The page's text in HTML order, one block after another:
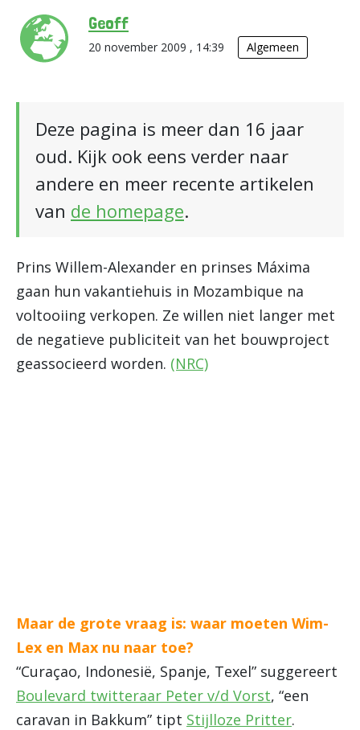
Geoff
20 november 2009 , 14:39 Algemeen
Deze pagina is meer dan 16 jaar
oud. Kijk ook eens verder naar
andere en meer recente artikelen
van de homepage.
Prins Willem-Alexander en prinses Máxima
gaan hun vakantiehuis in Mozambique na
voltooiing verkopen. Ze willen niet langer met
de negatieve publiciteit van het bouwproject
geassocieerd worden. (NRC)
Maar de grote vraag is: waar moeten Wim-
Lex en Max nu naar toe?
“Curaçao, Indonesië, Spanje, Texel” suggereert
Boulevard twitteraar Peter v/d Vorst, “een
caravan in Bakkum” tipt Stijlloze Pritter.